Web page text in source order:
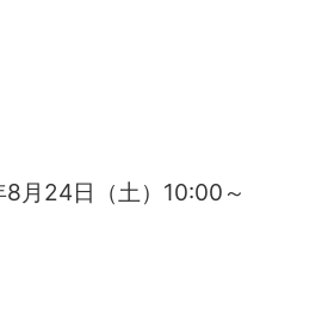
月24日（土）10:00～